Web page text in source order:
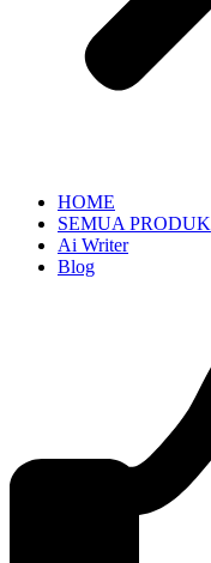
HOME
SEMUA PRODUK
Ai Writer
Blog